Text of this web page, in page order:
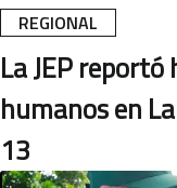
REGIONAL
La JEP
humanos en
13